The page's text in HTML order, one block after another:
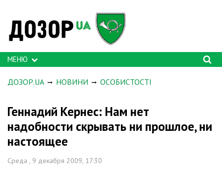
МЕНЮ
ДОЗОР.UA НОВИНИ ОСОБИСТОСТІ
Геннадий Кернес: Нам нет
надобности скрывать ни прошлое, ни
настоящее
Среда , 9 декабря 2009, 17:30